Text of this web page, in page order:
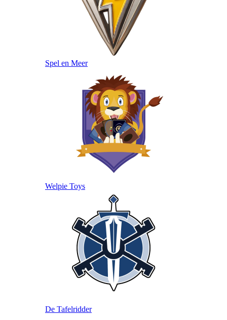
Spel en Meer
Welpie Toys
De Tafelridder